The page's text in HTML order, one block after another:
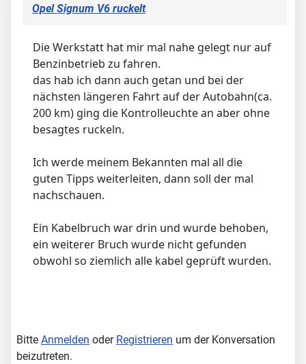
Opel Signum V6 ruckelt
Die Werkstatt hat mir mal nahe gelegt nur auf
Benzinbetrieb zu fahren.
das hab ich dann auch getan und bei der
nächsten längeren Fahrt auf der Autobahn(ca.
200 km) ging die Kontrolleuchte an aber ohne
besagtes ruckeln.
Ich werde meinem Bekannten mal all die
guten Tipps weiterleiten, dann soll der mal
nachschauen.
Ein Kabelbruch war drin und wurde behoben,
ein weiterer Bruch wurde nicht gefunden
obwohl so ziemlich alle kabel geprüft wurden.
Bitte Anmelden oder Registrieren um der Konversation
beizutreten.